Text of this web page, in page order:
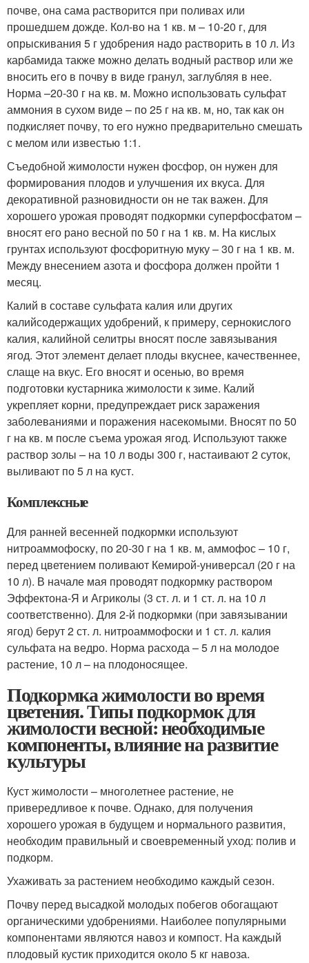
почве, она сама растворится при поливах или
прошедшем дожде. Кол-во на 1 кв. м – 10-20 г, для
опрыскивания 5 г удобрения надо растворить в 10 л. Из
карбамида также можно делать водный раствор или же
вносить его в почву в виде гранул, заглубляя в нее.
Норма –20-30 г на кв. м. Можно использовать сульфат
аммония в сухом виде – по 25 г на кв. м, но, так как он
подкисляет почву, то его нужно предварительно смешать
с мелом или известью 1:1.
Съедобной жимолости нужен фосфор, он нужен для
формирования плодов и улучшения их вкуса. Для
декоративной разновидности он не так важен. Для
хорошего урожая проводят подкормки суперфосфатом –
вносят его рано весной по 50 г на 1 кв. м. На кислых
грунтах используют фосфоритную муку – 30 г на 1 кв. м.
Между внесением азота и фосфора должен пройти 1
месяц.
Калий в составе сульфата калия или других
калийсодержащих удобрений, к примеру, сернокислого
калия, калийной селитры вносят после завязывания
ягод. Этот элемент делает плоды вкуснее, качественнее,
слаще на вкус. Его вносят и осенью, во время
подготовки кустарника жимолости к зиме. Калий
укрепляет корни, предупреждает риск заражения
заболеваниями и поражения насекомыми. Вносят по 50
г на кв. м после съема урожая ягод. Используют также
раствор золы – на 10 л воды 300 г, настаивают 2 суток,
выливают по 5 л на куст.
Комплексные
Для ранней весенней подкормки используют
нитроаммофоску, по 20-30 г на 1 кв. м, аммофос – 10 г,
перед цветением поливают Кемирой-универсал (20 г на
10 л). В начале мая проводят подкормку раствором
Эффектона-Я и Агриколы (3 ст. л. и 1 ст. л. на 10 л
соответственно). Для 2-й подкормки (при завязывании
ягод) берут 2 ст. л. нитроаммофоски и 1 ст. л. калия
сульфата на ведро. Норма расхода – 5 л на молодое
растение, 10 л – на плодоносящее.
Подкормка жимолости во время
цветения. Типы подкормок для
жимолости весной: необходимые
компоненты, влияние на развитие
культуры
Куст жимолости – многолетнее растение, не
привередливое к почве. Однако, для получения
хорошего урожая в будущем и нормального развития,
необходим правильный и своевременный уход: полив и
подкорм.
Ухаживать за растением необходимо каждый сезон.
Почву перед высадкой молодых побегов обогащают
органическими удобрениями. Наиболее популярными
компонентами являются навоз и компост. На каждый
плодовый кустик приходится около 5 кг навоза.